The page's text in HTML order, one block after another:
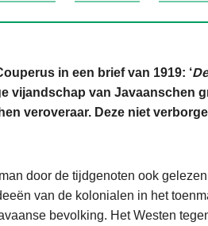
in een brief van 1919: ‘
vijandschap van Javaanschen
veroveraar. Deze niet
door de tijdgenoten ook
van de kolonialen in het
bevolking. Het Westen